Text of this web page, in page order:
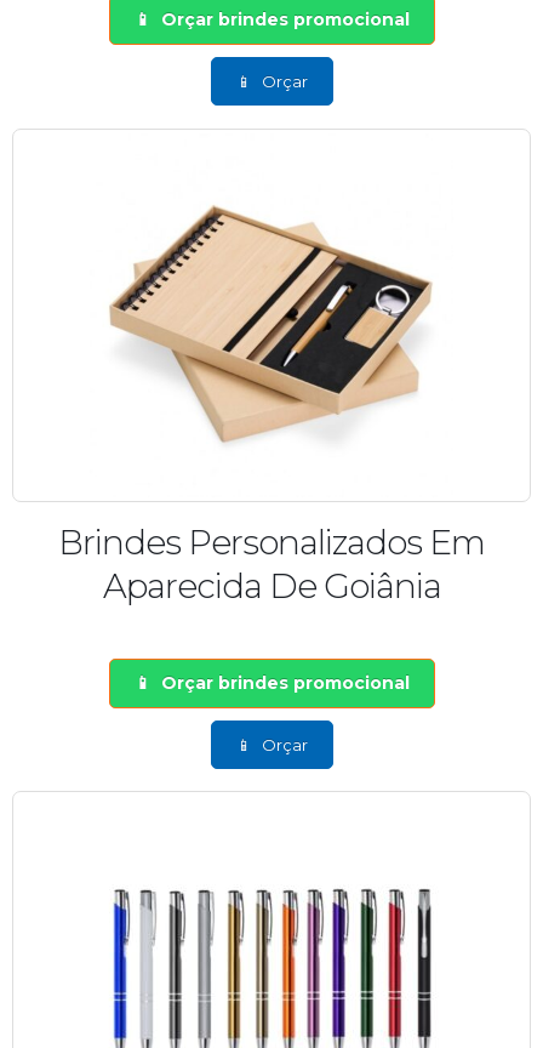
Orçar brindes promocional
Orçar
Brindes Personalizados Em
Aparecida De Goiânia
Orçar brindes promocional
Orçar